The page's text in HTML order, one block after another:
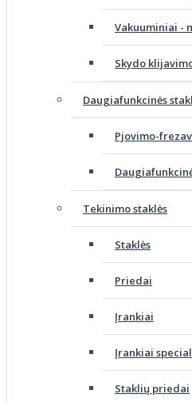
Vakuuminiai -
Skydo
Daugiafunkcinės
Pjovimo-
Tekinimo staklės
Staklės
Priedai
Įrankiai
Įrankiai
Staklių priedai